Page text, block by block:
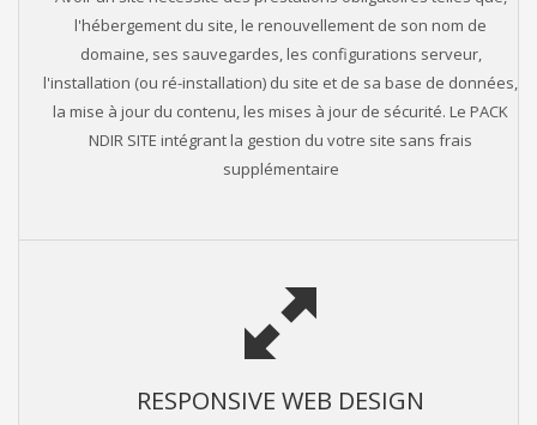
l'hébergement du site, le renouvellement de son nom de
domaine, ses sauvegardes, les configurations serveur,
l'installation (ou ré-installation) du site et de sa base de données,
la mise à jour du contenu, les mises à jour de sécurité. Le PACK
NDIR SITE intégrant la gestion du votre site sans frais
supplémentaire
RESPONSIVE WEB DESIGN